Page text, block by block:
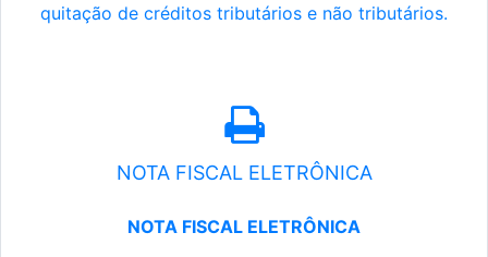
quitação de créditos tributários e não tributários.
NOTA FISCAL ELETRÔNICA
NOTA FISCAL ELETRÔNICA